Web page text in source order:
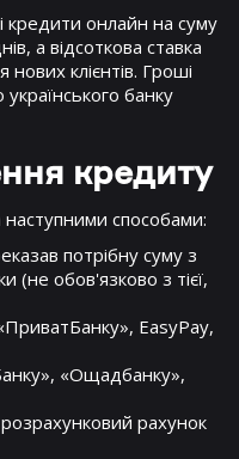
кредити онлайн на суму
а відсоткова ставка
клієнтів. Гроші
банку
кредиту
способами:
потрібну суму з
(не обов'язково з тієї,
EasyPay,
«Ощадбанку»,
рахунок